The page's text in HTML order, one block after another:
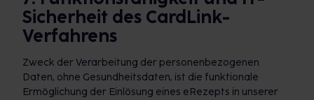
Sicherheit des CardLink-
Verfahrens
Zweck der Verarbeitung der personenbezogenen
Daten, ohne Gesundheitsdaten, ist die funktionale
Ermöglichung der Einlösung eines eRezepts in unserer